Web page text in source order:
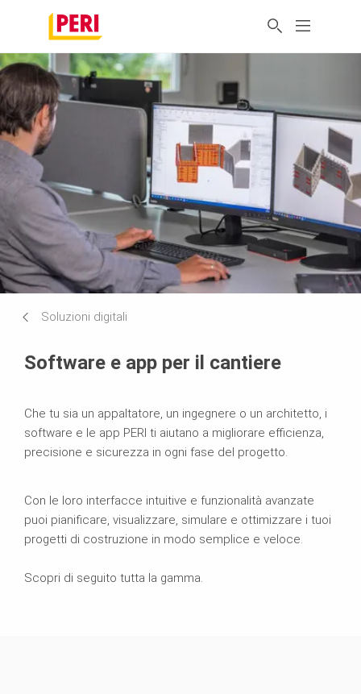
Soluzioni digitali
Software e app per il cantiere
Che tu sia un appaltatore, un ingegnere o un architetto, i
software e le app PERI ti aiutano a migliorare efficienza,
precisione e sicurezza in ogni fase del progetto.
Con le loro interfacce intuitive e funzionalità avanzate
puoi pianificare, visualizzare, simulare e ottimizzare i tuoi
progetti di costruzione in modo semplice e veloce.
Scopri di seguito tutta la gamma.